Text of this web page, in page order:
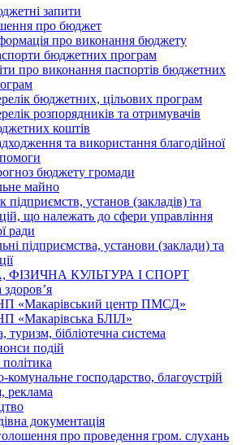
запити
про бюджет
про виконання бюджету
бюджетних програм
про виконання паспортів бюджетних
бюджетних, цільових програм
розпорядників та отримувачів
коштів
та використання благодійної
бюджету громади
майно
підприємств, установ (закладів) та
що належать до сфери управління
ради
підприємства, установи (заклади) та
ФІЗИЧНА КУЛЬТУРА І СПОРТ
«Макарівський центр ПМСД»
«Макарівська БЛІЛ»
туризм, бібліотечна система
подій
господарство, благоустрій
реклама
документація
про проведення гром. слухань